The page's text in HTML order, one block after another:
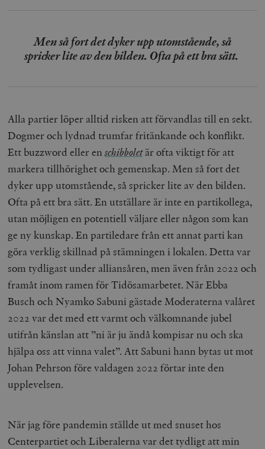
Men så fort det dyker upp utomstående, så
spricker lite av den bilden. Ofta på ett bra sätt.
Alla partier löper alltid risken att förvandlas till en sekt.
Dogmer och lydnad trumfar fritänkande och konflikt.
Ett buzzword eller enschibboletär ofta viktigt för att
markera tillhörighet och gemenskap. Men så fort det
dyker upp utomstående, så spricker lite av den bilden.
Ofta på ett bra sätt. En utställare är inte en partikollega,
utan möjligen en potentiell väljare eller någon som kan
ge ny kunskap. En partiledare från ett annat parti kan
göra verklig skillnad på stämningen i lokalen. Detta var
som tydligast under alliansåren, men även från 2022 och
framåt inom ramen för Tidösamarbetet. När Ebba
Busch och Nyamko Sabuni gästade Moderaterna valåret
2022 var det med ett varmt och välkomnande jubel
utifrån känslan att ”ni är ju ändå kompisar nu och ska
hjälpa oss att vinna valet”. Att Sabuni hann bytas ut mot
Johan Pehrson före valdagen 2022 förtar inte den
upplevelsen.
När jag före pandemin ställde ut med snuset hos
Centerpartiet och Liberalerna var det tydligt att min